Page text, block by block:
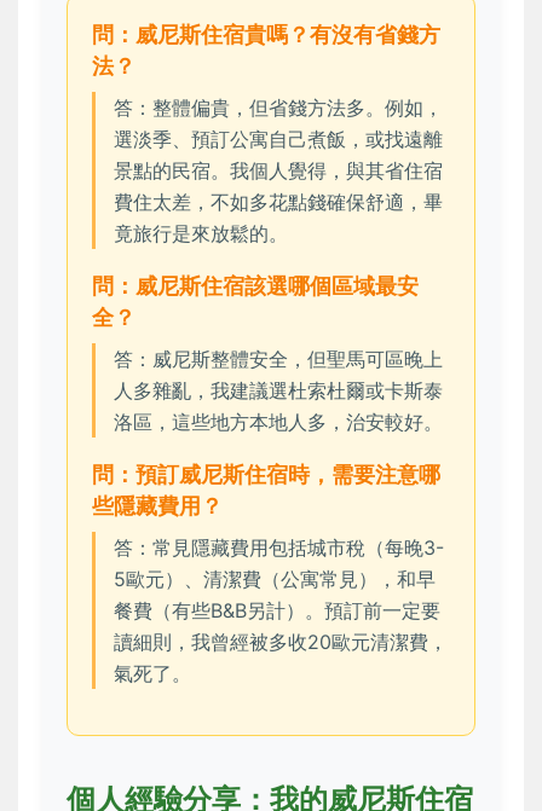
問：威尼斯住宿貴嗎？有沒有省錢方
法？
答：整體偏貴，但省錢方法多。例如，
選淡季、預訂公寓自己煮飯，或找遠離
景點的民宿。我個人覺得，與其省住宿
費住太差，不如多花點錢確保舒適，畢
竟旅行是來放鬆的。
問：威尼斯住宿該選哪個區域最安
全？
答：威尼斯整體安全，但聖馬可區晚上
人多雜亂，我建議選杜索杜爾或卡斯泰
洛區，這些地方本地人多，治安較好。
問：預訂威尼斯住宿時，需要注意哪
些隱藏費用？
答：常見隱藏費用包括城市稅（每晚3-
5歐元）、清潔費（公寓常見），和早
餐費（有些B&B另計）。預訂前一定要
讀細則，我曾經被多收20歐元清潔費，
氣死了。
個人經驗分享：我的威尼斯住宿